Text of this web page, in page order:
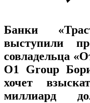
Банки
выступили
совладельца
О1 Group
хочет
миллиард